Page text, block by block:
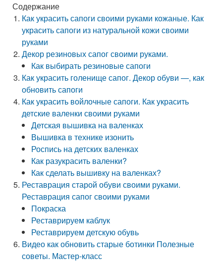
Содержание
Как украсить сапоги своими руками кожаные. Как
украсить сапоги из натуральной кожи своими
руками
Декор резиновых сапог своими руками.
Как выбирать резиновые сапоги
Как украсить голенище сапог. Декор обуви —, как
обновить сапоги
Как украсить войлочные сапоги. Как украсить
детские валенки своими руками
Детская вышивка на валенках
Вышивка в технике изонить
Роспись на детских валенках
Как разукрасить валенки?
Как сделать вышивку на валенках?
Реставрация старой обуви своими руками.
Реставрация сапог своими руками
Покраска
Реставрируем каблук
Реставрируем детскую обувь
Видео как обновить старые ботинки Полезные
советы. Мастер-класс